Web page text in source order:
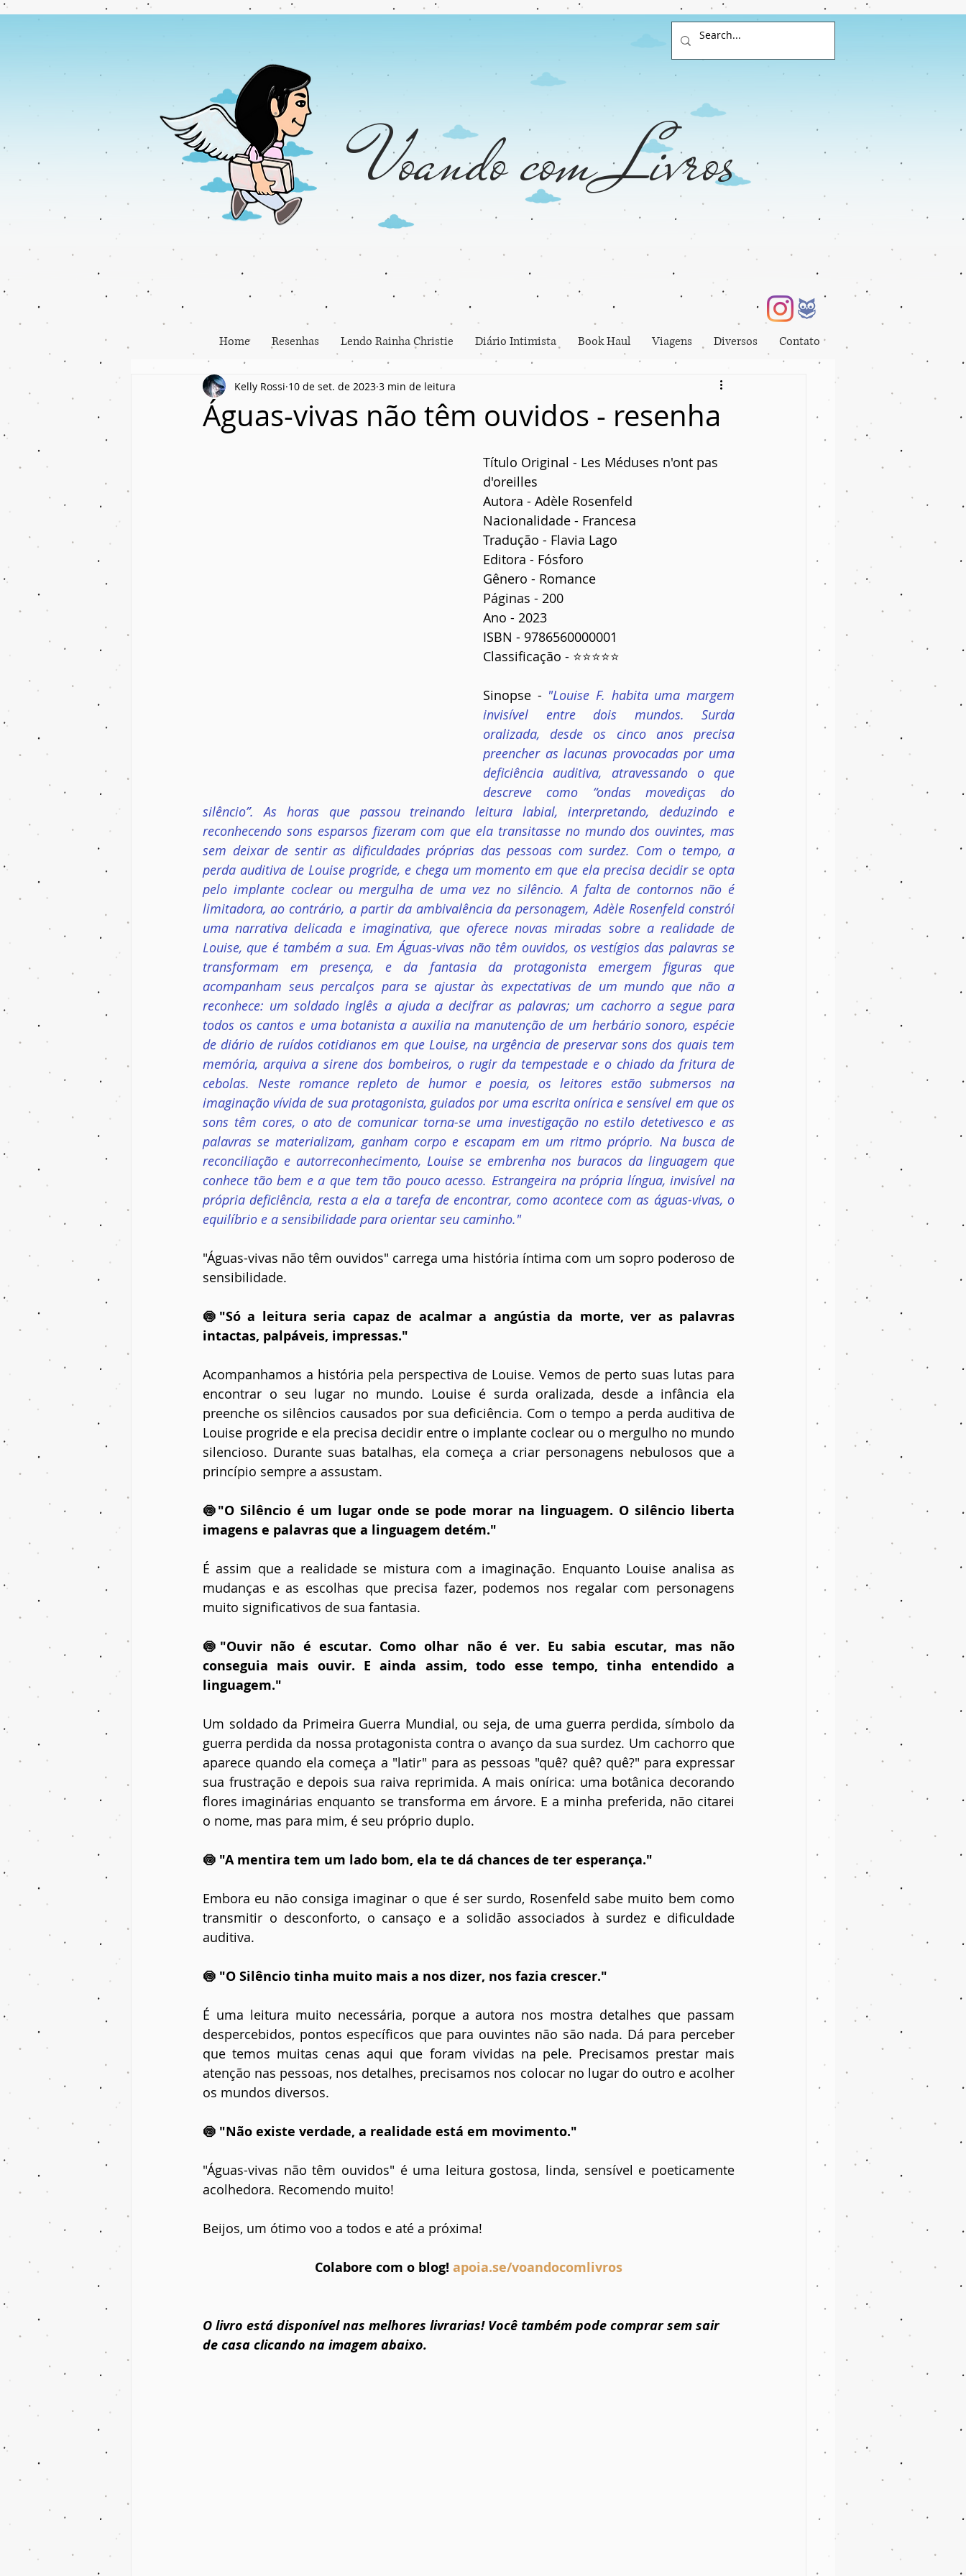
Voando com Livros
Home Resenhas Lendo Rainha Christie Diário Intimista Book Haul Viagens Diversos Contato
Águas-vivas não têm ouvidos - resenha
Kelly Rossi 10 de set. de 2023 3 min de leitura
Título Original - Les Méduses n'ont pas
d'oreilles
Autora - Adèle Rosenfeld
Nacionalidade - Francesa
Tradução - Flavia Lago
Editora - Fósforo
Gênero - Romance
Páginas - 200
Ano - 2023
ISBN - 9786560000001
Classificação - ⭐⭐⭐⭐⭐
Sinopse - "Louise F. habita uma margem
invisível entre dois mundos. Surda
oralizada, desde os cinco anos precisa
preencher as lacunas provocadas por uma
deficiência auditiva, atravessando o que
descreve como “ondas movediças do
silêncio”. As horas que passou treinando leitura labial, interpretando, deduzindo e
reconhecendo sons esparsos fizeram com que ela transitasse no mundo dos ouvintes, mas
sem deixar de sentir as dificuldades próprias das pessoas com surdez. Com o tempo, a
perda auditiva de Louise progride, e chega um momento em que ela precisa decidir se opta
pelo implante coclear ou mergulha de uma vez no silêncio. A falta de contornos não é
limitadora, ao contrário, a partir da ambivalência da personagem, Adèle Rosenfeld constrói
uma narrativa delicada e imaginativa, que oferece novas miradas sobre a realidade de
Louise, que é também a sua. Em Águas-vivas não têm ouvidos, os vestígios das palavras se
transformam em presença, e da fantasia da protagonista emergem figuras que
acompanham seus percalços para se ajustar às expectativas de um mundo que não a
reconhece: um soldado inglês a ajuda a decifrar as palavras; um cachorro a segue para
todos os cantos e uma botanista a auxilia na manutenção de um herbário sonoro, espécie
de diário de ruídos cotidianos em que Louise, na urgência de preservar sons dos quais tem
memória, arquiva a sirene dos bombeiros, o rugir da tempestade e o chiado da fritura de
cebolas. Neste romance repleto de humor e poesia, os leitores estão submersos na
imaginação vívida de sua protagonista, guiados por uma escrita onírica e sensível em que os
sons têm cores, o ato de comunicar torna-se uma investigação no estilo detetivesco e as
palavras se materializam, ganham corpo e escapam em um ritmo próprio. Na busca de
reconciliação e autorreconhecimento, Louise se embrenha nos buracos da linguagem que
conhece tão bem e a que tem tão pouco acesso. Estrangeira na própria língua, invisível na
própria deficiência, resta a ela a tarefa de encontrar, como acontece com as águas-vivas, o
equilíbrio e a sensibilidade para orientar seu caminho."
"Águas-vivas não têm ouvidos" carrega uma história íntima com um sopro poderoso de
sensibilidade.
🍥"Só a leitura seria capaz de acalmar a angústia da morte, ver as palavras
intactas, palpáveis, impressas."
Acompanhamos a história pela perspectiva de Louise. Vemos de perto suas lutas para
encontrar o seu lugar no mundo. Louise é surda oralizada, desde a infância ela
preenche os silêncios causados por sua deficiência. Com o tempo a perda auditiva de
Louise progride e ela precisa decidir entre o implante coclear ou o mergulho no mundo
silencioso. Durante suas batalhas, ela começa a criar personagens nebulosos que a
princípio sempre a assustam.
🍥"O Silêncio é um lugar onde se pode morar na linguagem. O silêncio liberta
imagens e palavras que a linguagem detém."
É assim que a realidade se mistura com a imaginação. Enquanto Louise analisa as
mudanças e as escolhas que precisa fazer, podemos nos regalar com personagens
muito significativos de sua fantasia.
🍥"Ouvir não é escutar. Como olhar não é ver. Eu sabia escutar, mas não
conseguia mais ouvir. E ainda assim, todo esse tempo, tinha entendido a
linguagem."
Um soldado da Primeira Guerra Mundial, ou seja, de uma guerra perdida, símbolo da
guerra perdida da nossa protagonista contra o avanço da sua surdez. Um cachorro que
aparece quando ela começa a "latir" para as pessoas "quê? quê? quê?" para expressar
sua frustração e depois sua raiva reprimida. A mais onírica: uma botânica decorando
flores imaginárias enquanto se transforma em árvore. E a minha preferida, não citarei
o nome, mas para mim, é seu próprio duplo.
🍥 "A mentira tem um lado bom, ela te dá chances de ter esperança."
Embora eu não consiga imaginar o que é ser surdo, Rosenfeld sabe muito bem como
transmitir o desconforto, o cansaço e a solidão associados à surdez e dificuldade
auditiva.
🍥 "O Silêncio tinha muito mais a nos dizer, nos fazia crescer."
É uma leitura muito necessária, porque a autora nos mostra detalhes que passam
despercebidos, pontos específicos que para ouvintes não são nada. Dá para perceber
que temos muitas cenas aqui que foram vividas na pele. Precisamos prestar mais
atenção nas pessoas, nos detalhes, precisamos nos colocar no lugar do outro e acolher
os mundos diversos.
🍥 "Não existe verdade, a realidade está em movimento."
"Águas-vivas não têm ouvidos" é uma leitura gostosa, linda, sensível e poeticamente
acolhedora. Recomendo muito!
Beijos, um ótimo voo a todos e até a próxima!
Colabore com o blog! apoia.se/voandocomlivros
O livro está disponível nas melhores livrarias! Você também pode comprar sem sair
de casa clicando na imagem abaixo.